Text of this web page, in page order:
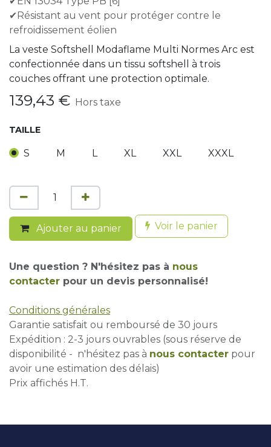
✔Résistant au vent pour protéger contre le
refroidissement éolien
La veste Softshell Modaflame Multi Normes Arc est
confectionnée dans un tissu softshell à trois
couches offrant une protection optimale.
139,43 € Hors taxe
TAILLE
S M L XL XXL XXXL
Ajouter au panier Voir le panier
Une question ? N'hésitez pas à nous
contacter pour un devis personnalisé!
Conditions générales
Garantie satisfait ou remboursé de 30 jours
Expédition : 2-3 jours ouvrables (sous réserve de
disponibilité - n'hésitez pas à nous contacter pour
avoir une estimation des délais)
Prix affichés H.T.